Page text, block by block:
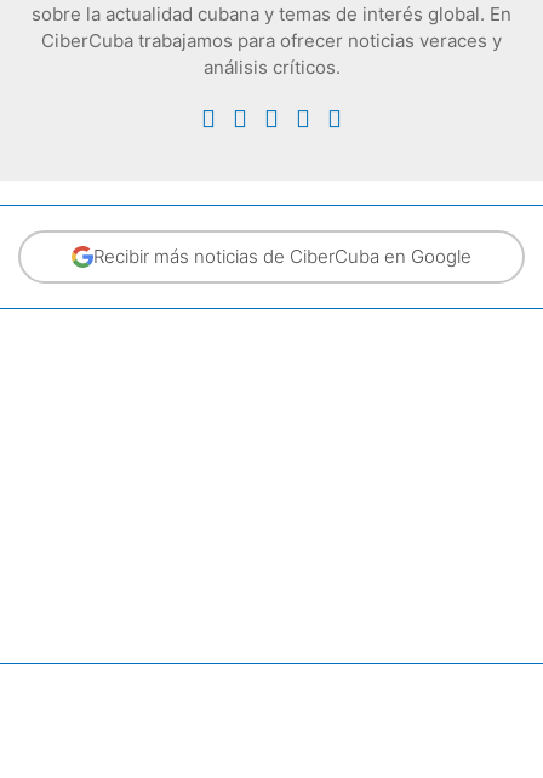
sobre la actualidad cubana y temas de interés global. En
CiberCuba trabajamos para ofrecer noticias veraces y
análisis críticos.
Recibir más noticias de CiberCuba en Google